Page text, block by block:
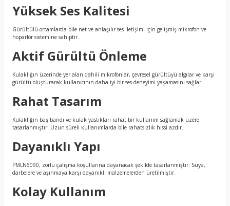
Yüksek Ses Kalitesi
Gürültülü ortamlarda bile net ve anlaşılır ses iletişimi için gelişmiş mikrofon ve
hoparlör sistemine sahiptir.
Aktif Gürültü Önleme
Kulaklığın üzerinde yer alan dahili mikrofonlar, çevresel gürültüyü algılar ve karşı
gürültü oluşturarak kullanıcının daha iyi bir ses deneyimi yaşamasını sağlar.
Rahat Tasarım
Kulaklığın baş bandı ve kulak yastıkları rahat bir kullanım sağlamak üzere
tasarlanmıştır. Uzun süreli kullanımlarda bile rahatsızlık hissi azdır.
Dayanıklı Yapı
PMLN6090, zorlu çalışma koşullarına dayanacak şekilde tasarlanmıştır. Suya,
darbelere ve aşınmaya karşı dayanıklı malzemelerden üretilmiştir.
Kolay Kullanım